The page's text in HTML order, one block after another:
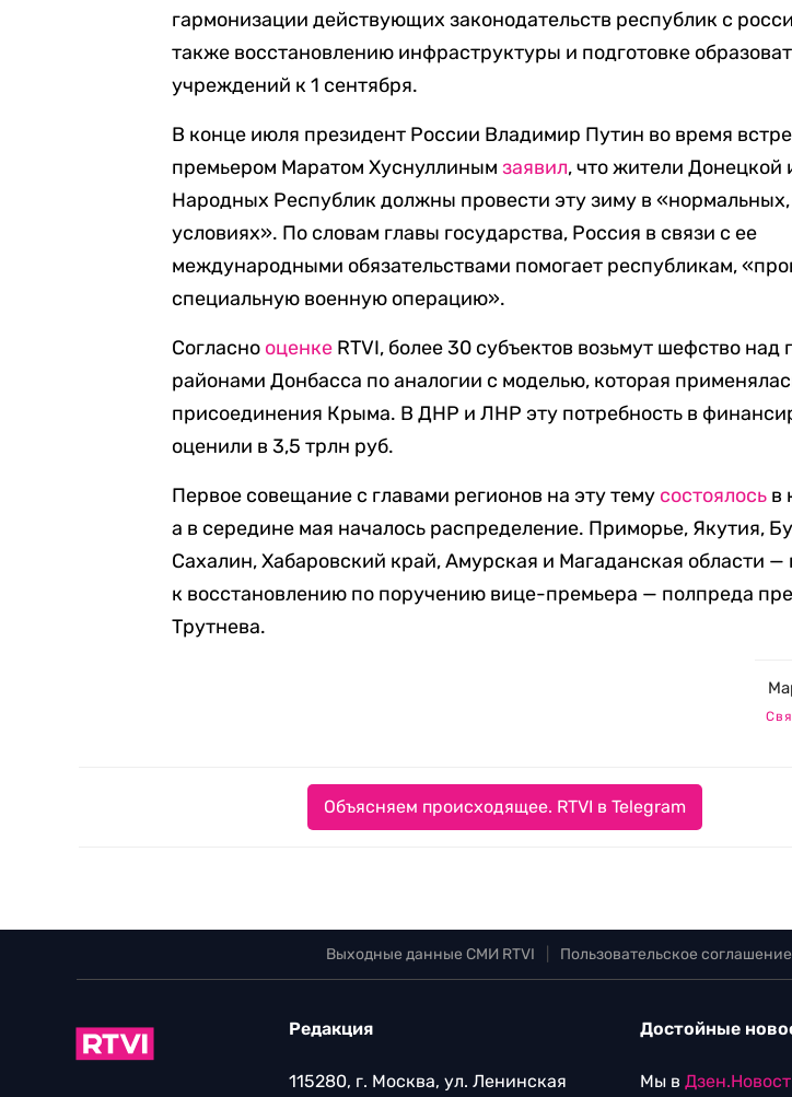
гармонизации действующих законодательств республик с
также восстановлению инфраструктуры и подготовке
учреждений к 1 сентября.
В конце июля президент России Владимир Путин во время
премьером Маратом Хуснуллинымзаявил, что жители Донецкой
Народных Республик должны провести эту зиму в «нормальных,
условиях». По словам главы государства, Россия в связи с ее
международными обязательствами помогает республикам,
специальную военную операцию».
Согласно оценке RTVI, более 30 субъектов возьмут шефство над
районами Донбасса по аналогии с моделью, которая
присоединения Крыма. В ДНР и ЛНР эту потребность в
оценили в 3,5 трлн руб.
Первое совещание с главами регионов на эту тему состоялось в
а в середине мая началось распределение. Приморье, Якутия,
Сахалин, Хабаровский край, Амурская и Магаданская области
к восстановлению по поручению вице-премьера — полпреда
Трутнева.
Объясняем происходящее. RTVI в Telegram
Выходные данные СМИ RTVI Пользовательское соглашение
Редакция
115280, г. Москва, ул. Ленинская
Достойные
Мы в